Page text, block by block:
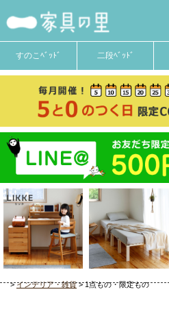
すのこﾍﾞｯﾄﾞ 二段ﾍﾞｯﾄﾞ
インテリア・雑貨 1点もの・限定もの